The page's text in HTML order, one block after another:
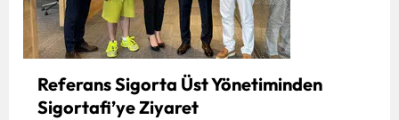
Erzurum
Eskişehir
Referans Sigorta Üst Yönetiminden
Sigortafi’ye Ziyaret